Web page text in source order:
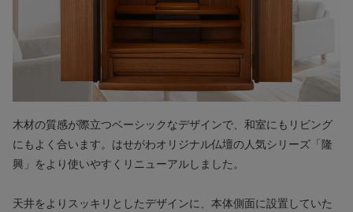
木材の質感が際立つベーシックなデザインで、和室にもリビング
にもよく合います。はせがわオリジナル仏壇の人気シリーズ「隆
興」をより使いやすくリニューアルしました。
天井をよりスッキリとしたデザインに、本体側面に設置していた